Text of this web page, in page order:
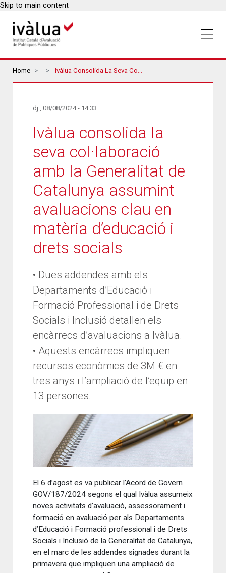
Skip to main content
Breadcrumbs
Home Ivàlua Consolida La Seva Col·laboració Amb La Generalitat De Catalunya Assumint Avaluacions Clau En Matèria D’educació I Drets Socials
dj., 08/08/2024 - 14:33
Ivàlua consolida la
seva col·laboració
amb la Generalitat de
Catalunya assumint
avaluacions clau en
matèria d’educació i
drets socials
• Dues addendes amb els
Departaments d’Educació i
Formació Professional i de Drets
Socials i Inclusió detallen els
encàrrecs d’avaluacions a Ivàlua.
• Aquests encàrrecs impliquen
recursos econòmics de 3M € en
tres anys i l’ampliació de l’equip en
13 persones.
El 6 d’agost es va publicar l’Acord de Govern
GOV/187/2024 segons el qual Ivàlua assumeix
noves activitats d’avaluació, assessorament i
formació en avaluació per als Departaments
d’Educació i Formació professional i de Drets
Socials i Inclusió de la Generalitat de Catalunya,
en el marc de les addendes signades durant la
primavera que impliquen una ampliació de